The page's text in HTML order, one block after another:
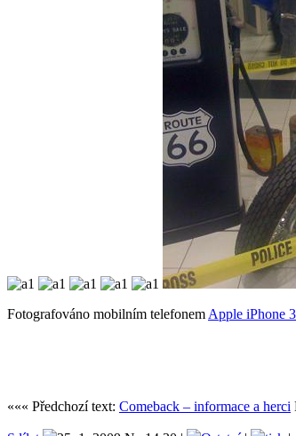
Fotografováno mobilním telefonem Apple iPhone
««« Předchozí text: Comeback – informace a herci